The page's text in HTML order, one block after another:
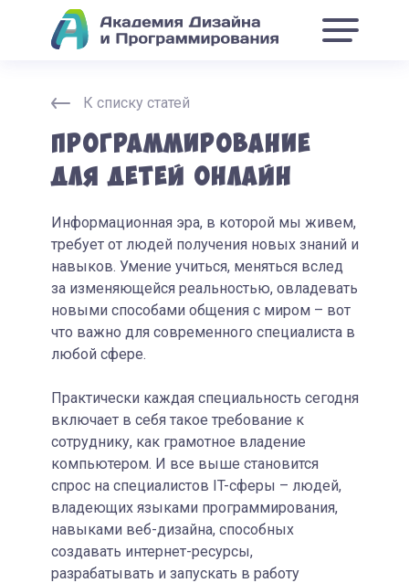
К списку статей
Программирование
для детей онлайн
Информационная эра, в которой мы живем,
требует от людей получения новых знаний и
навыков. Умение учиться, меняться вслед
за изменяющейся реальностью, овладевать
новыми способами общения с миром – вот
что важно для современного специалиста в
любой сфере.
Практически каждая специальность сегодня
включает в себя такое требование к
сотруднику, как грамотное владение
компьютером. И все выше становится
спрос на специалистов IT-сферы – людей,
владеющих языками программирования,
навыками веб-дизайна, способных
создавать интернет-ресурсы,
разрабатывать и запускать в работу